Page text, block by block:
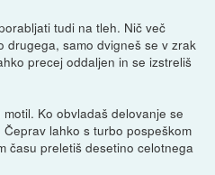
tudi na tleh. Nič več
drugega, samo dvigneš se v zrak
precej oddaljen in se izstreliš
Ko obvladaš delovanje se
lahko s turbo pospeškom
času preletiš desetino celotnega